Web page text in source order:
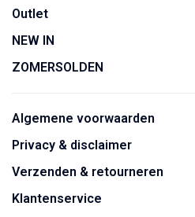
Outlet
NEW IN
ZOMERSOLDEN
Algemene voorwaarden
Privacy & disclaimer
Verzenden & retourneren
Klantenservice